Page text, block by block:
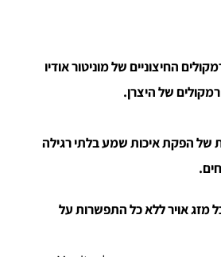
החיצוניים של מוניטור אודיו
של היצרן.
של הפקת איכות שמע בלתי רגילה
מזג אויר ללא כל התפשרות על